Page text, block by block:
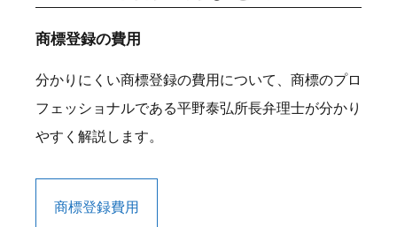
商標登録の費用
分かりにくい商標登録の費用について、商標のプロ
フェッショナルである平野泰弘所長弁理士が分かり
やすく解説します。
商標登録費用